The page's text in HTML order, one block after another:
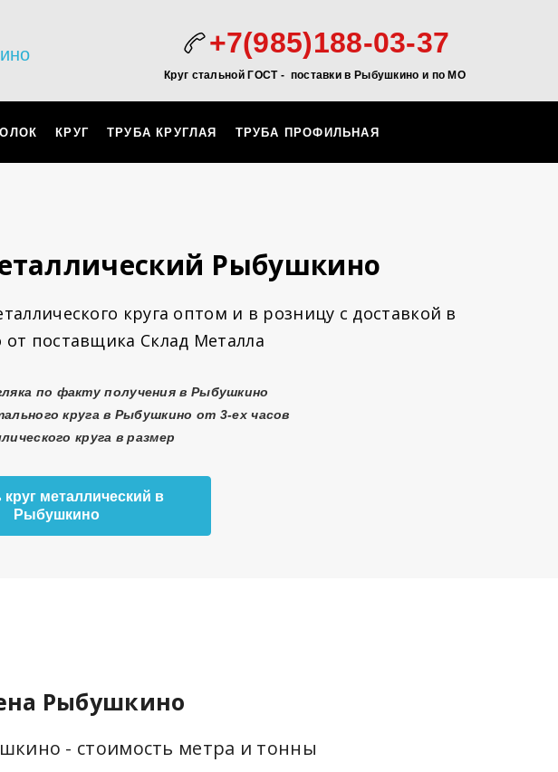
+7(985)188-03-37
Круг стальной ГОСТ - поставки в Рыбушкино и по МО
КРУГ ТРУБА КРУГЛАЯ ТРУБА ПРОФИЛЬНАЯ
Рыбушкино
круга оптом и в розницу с доставкой в
поставщика Склад Металла
по факту получения в Рыбушкино
круга в Рыбушкино от 3-ех часов
круга в размер
круг металлический в
Рыбушкино
Рыбушкино
- стоимость метра и тонны